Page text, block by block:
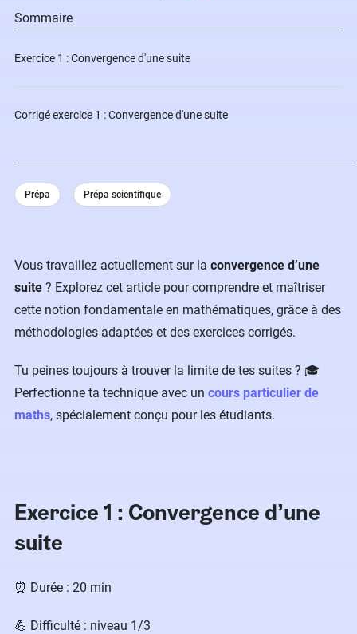
Vous travaillez actuellement sur la convergence d’une
suite ? Explorez cet article pour comprendre et maîtriser
cette notion fondamentale en mathématiques, grâce à des
méthodologies adaptées et des exercices corrigés.
Tu peines toujours à trouver la limite de tes suites ? 🎓
Perfectionne ta technique avec un cours particulier de
maths, spécialement conçu pour les étudiants.
Exercice 1 : Convergence d’une
suite
⏰ Durée : 20 min
💪 Difficulté : niveau 1/3
Sommaire
Exercice 1 : Convergence d'une suite
Corrigé exercice 1 : Convergence d'une suite
Prépa Prépa scientifique